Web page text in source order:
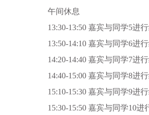
午间休息
13:30-13:50 嘉宾与同学5进
13:50-14:10 嘉宾与同学6进
14:20-14:40 嘉宾与同学7进
14:40-15:00 嘉宾与同学8进
15:10-15:30 嘉宾与同学9进
15:30-15:50 嘉宾与同学10进